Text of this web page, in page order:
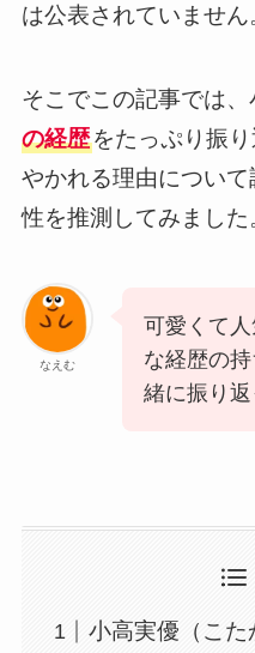
は公表されていません
そこでこの記事では
の経歴をたっぷり振
やかれる理由につい
性を推測してみました
なえむ
可愛くて
な経歴の
緒に振り
小高実優（こた